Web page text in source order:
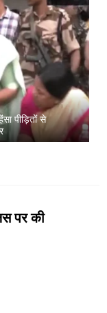
पीड़ितों से
पर की